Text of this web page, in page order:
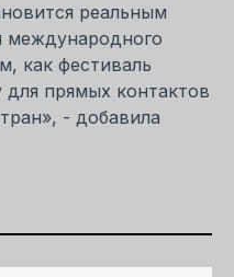
реальным
международного
как фестиваль
прямых контактов
- добавила